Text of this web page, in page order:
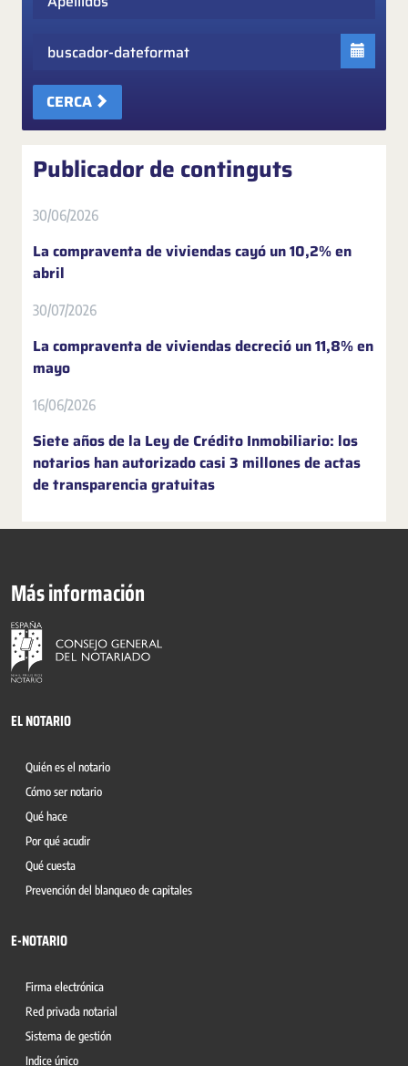
CERCA
Publicador de continguts
30/06/2026
La compraventa de viviendas cayó un 10,2% en
abril
30/07/2026
La compraventa de viviendas decreció un 11,8% en
mayo
16/06/2026
Siete años de la Ley de Crédito Inmobiliario: los
notarios han autorizado casi 3 millones de actas
de transparencia gratuitas
Más información
EL NOTARIO
Quién es el notario
Cómo ser notario
Qué hace
Por qué acudir
Qué cuesta
Prevención del blanqueo de capitales
E-NOTARIO
Firma electrónica
Red privada notarial
Sistema de gestión
Indice único